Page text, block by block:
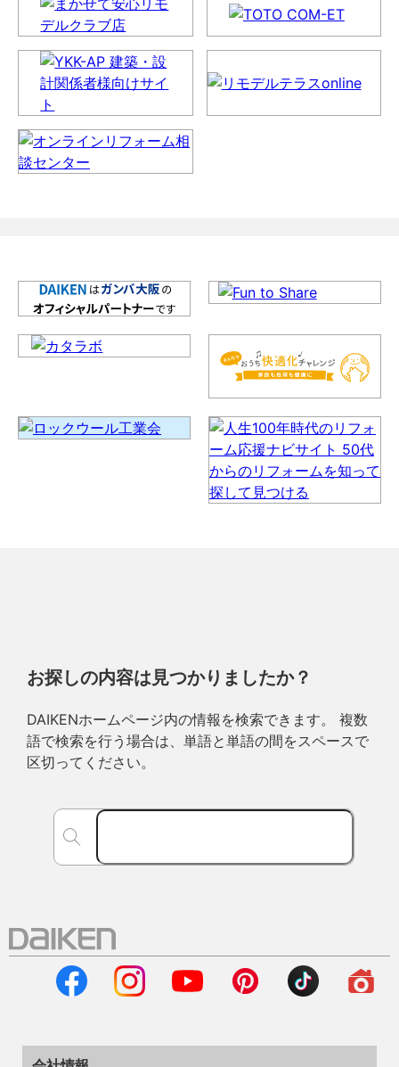
お探しの内容は見つかりましたか？
DAIKENホームページ内の情報を検索できます。 複数
語で検索を行う場合は、単語と単語の間をスペースで
区切ってください。